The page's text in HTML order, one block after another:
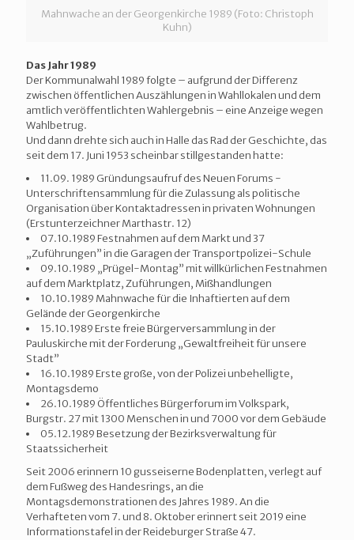
Mahnwache an der Georgenkirche 1989 (Foto: Christoph
Kuhn)
Das Jahr 1989
Der Kommunalwahl 1989 folgte – aufgrund der Differenz
zwischen öffentlichen Auszählungen in Wahllokalen und dem
amtlich veröffentlichten Wahlergebnis – eine Anzeige wegen
Wahlbetrug.
Und dann drehte sich auch in Halle das Rad der Geschichte, das
seit dem 17. Juni 1953 scheinbar stillgestanden hatte:
11.09. 1989 Gründungsaufruf des Neuen Forums -
Unterschriftensammlung für die Zulassung als politische
Organisation über Kontaktadressen in privaten Wohnungen
(Erstunterzeichner Marthastr. 12)
07.10.1989 Festnahmen auf dem Markt und 37
„Zuführungen” in die Garagen der Transportpolizei-Schule
09.10.1989 „Prügel-Montag” mit willkürlichen Festnahmen
auf dem Marktplatz, Zuführungen, Mißhandlungen
10.10.1989 Mahnwache für die Inhaftierten auf dem
Gelände der Georgenkirche
15.10.1989 Erste freie Bürgerversammlung in der
Pauluskirche mit der Forderung „Gewaltfreiheit für unsere
Stadt”
16.10.1989 Erste große, von der Polizei unbehelligte,
Montagsdemo
26.10.1989 Öffentliches Bürgerforum im Volkspark,
Burgstr. 27 mit 1300 Menschen in und 7000 vor dem Gebäude
05.12.1989 Besetzung der Bezirksverwaltung für
Staatssicherheit
Seit 2006 erinnern 10 gusseiserne Bodenplatten, verlegt auf
dem Fußweg des Handesrings, an die
Montagsdemonstrationen des Jahres 1989. An die
Verhafteten vom 7. und 8. Oktober erinnert seit 2019 eine
Informationstafel in der Reideburger Straße 47.